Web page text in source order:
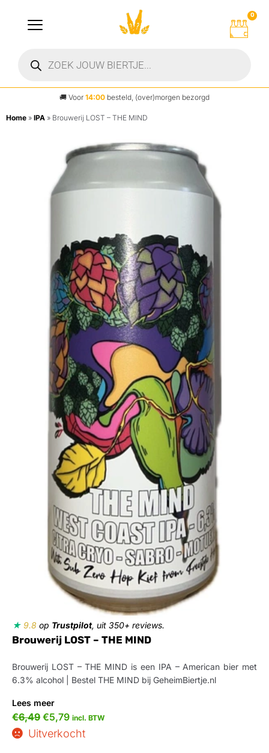
0
🚚 Voor 14:00 besteld, (over)morgen bezorgd
Home » IPA » Brouwerij LOST – THE MIND
★ 9.8 op Trustpilot, uit 350+ reviews.
Brouwerij LOST – THE MIND
Brouwerij LOST – THE MIND is een IPA – American bier met
6.3% alcohol | Bestel THE MIND bij GeheimBiertje.nl
Lees meer
€6,49 €5,79 incl. BTW
Uitverkocht